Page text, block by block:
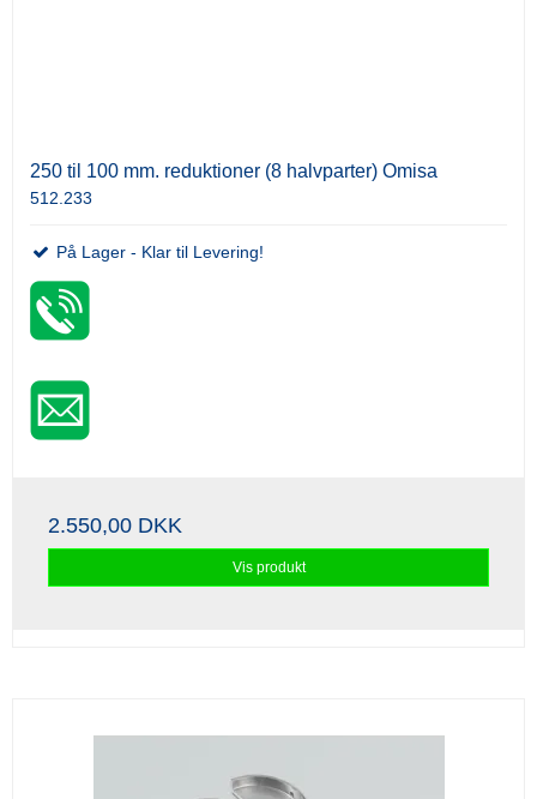
250 til 100 mm. reduktioner (8 halvparter) Omisa
512.233
På Lager - Klar til Levering!
2.550,00 DKK
Vis produkt